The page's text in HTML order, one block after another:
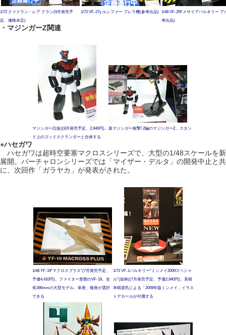
1/72 クァドラン・レア クラン(9月発売予
定、価格未定)
1/72 VF-27γ ルシファー ブレラ機(参考出品) 1/48 VF-25Fメサイアバルキリー ア
考出品)
・マジンガーZ関連
マジンガーZ(仮)(8月発売予定、2,940円)。真マジンガー衝撃! Z編のマジンガーZ。スタン
ド上のゴッドスクランダーと合体する
●ハセガワ
ハセガワは超時空要塞マクロスシリーズで、大型の1/48スケールを新
展開。バーチャロンシリーズでは「マイザー・デルタ」の開発中止と共
に、次回作「ガラヤカ」が発表がされた。
1/48 YF-19“マクロスプラス”(7月発売予定、
予価4,410円)。ファイター形態のVF-19。全
長390mmの大型モデル。単座、複座が選択
できる
1/72 VF-1バルキリー“ミンメイ2009スペシャ
ル”(仮称)(7月発売予定、予価2,940円)。美樹
本晴彦氏による「2009年版ミンメイ」イラス
トデカールが付属する